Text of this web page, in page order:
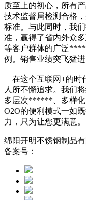
质至上的初心，所有
技术监督局检测合格
标准。与此同时，我
准，赢得了省内外众
等客户群体的广泛
例。销售业绩突飞猛
在这个互联网+的时
人所不懈追求。我们
多层次******、多样化
O2O的便利模式一如
力，只为让您更满意。
绵阳开明不锈钢制品有
备案号：